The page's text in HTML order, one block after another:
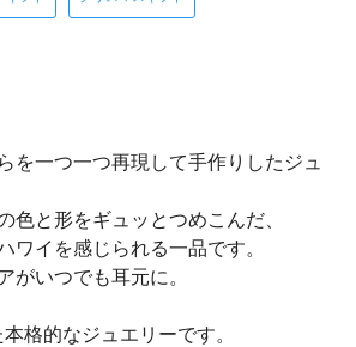
を一つ一つ再現して手作りしたジュ
色と形をギュッとつめこんだ、
ワイを感じられる一品です。
がいつでも耳元に。
格的なジュエリーです。